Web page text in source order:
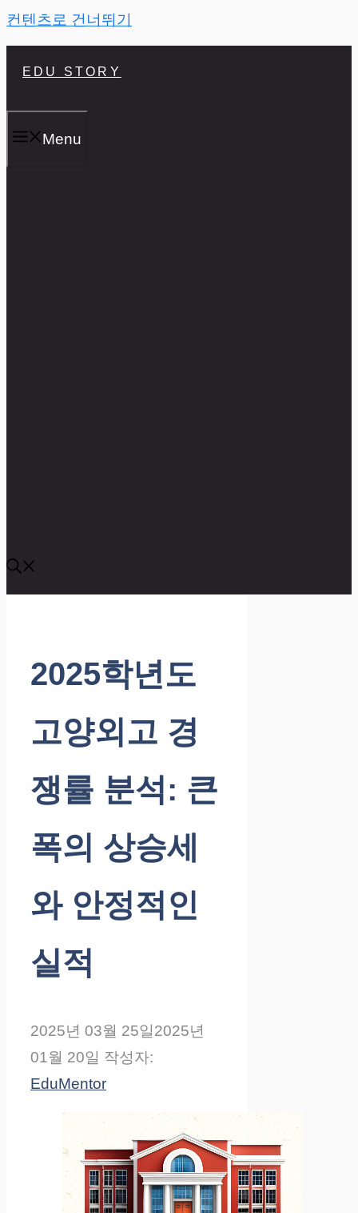
컨텐츠로 건너뛰기
EDU STORY
Menu
2025학년도
고양외고 경
쟁률 분석: 큰
폭의 상승세
와 안정적인
실적
2025년 03월 25일2025년
01월 20일 작성자:
EduMentor